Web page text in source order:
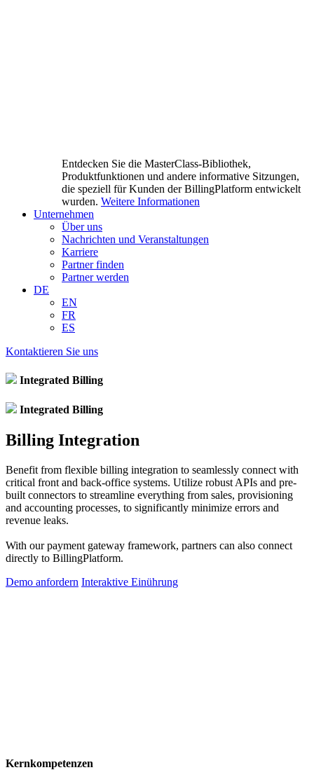
Entdecken Sie die MasterClass-Bibliothek,
Produktfunktionen und andere informative Sitzungen,
die speziell für Kunden der BillingPlatform entwickelt
wurden. Weitere Informationen
Unternehmen
Über uns
Nachrichten und Veranstaltungen
Karriere
Partner finden
Partner werden
DE
EN
FR
ES
Kontaktieren Sie uns
Integrated Billing
Integrated Billing
Billing Integration
Benefit from flexible billing integration to seamlessly connect with
critical front and back-office systems. Utilize robust APIs and pre-
built connectors to streamline everything from sales, provisioning
and accounting processes, to significantly minimize errors and
revenue leaks.
With our payment gateway framework, partners can also connect
directly to BillingPlatform.
Demo anfordern Interaktive Einührung
Kernkompetenzen